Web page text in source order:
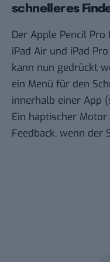
schnelleres
Der Apple Pencil
iPad Air und iPad
kann nun gedrückt
ein Menü für den
innerhalb einer App
Ein haptischer
Feedback, wenn der